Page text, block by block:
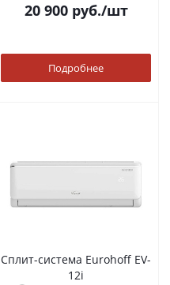
20 900руб./шт
Подробнее
Сплит-система Eurohoff EV-
12i